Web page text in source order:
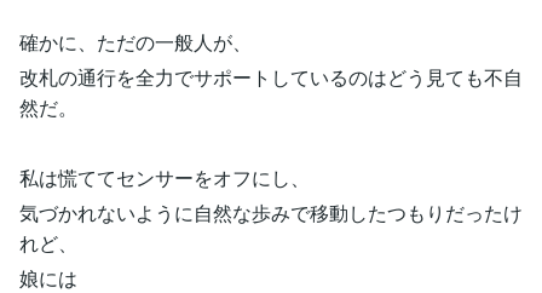
確かに、ただの一般人が、
改札の通行を全力でサポートしているのはどう見ても不自
然だ。
私は慌ててセンサーをオフにし、
気づかれないように自然な歩みで移動したつもりだったけ
れど、
娘には